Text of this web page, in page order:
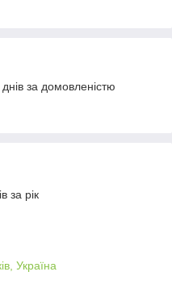
за домовленістю
за рік
Україна